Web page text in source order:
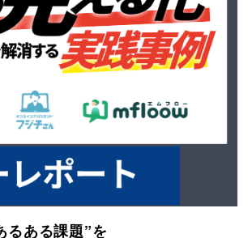
るある課題”を